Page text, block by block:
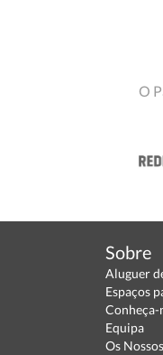
O
Sobre
Aluguer
Espaços
Conheça-
Equipa
Os